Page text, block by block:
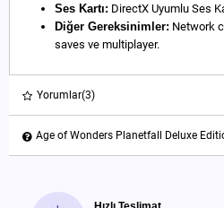
Ses Kartı: DirectX Uyumlu Ses
Diğer Gereksinimler: Network
saves ve multiplayer.
Yorumlar(3)
Age of Wonders Planetfall Deluxe